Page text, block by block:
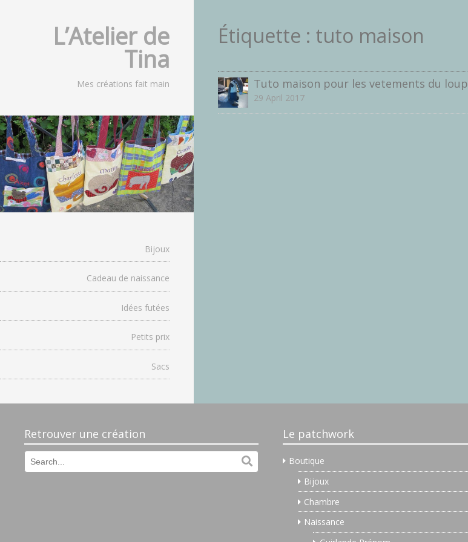
L’Atelier de
Tina
Mes créations fait main
Bijoux
Cadeau de naissance
Idées futées
Petits prix
Sacs
Étiquette : tuto maison
Tuto maison pour les vetements du loup
29 April 2017
Retrouver une création
Search
for:
Search...
Le patchwork
Boutique
Bijoux
Chambre
Naissance